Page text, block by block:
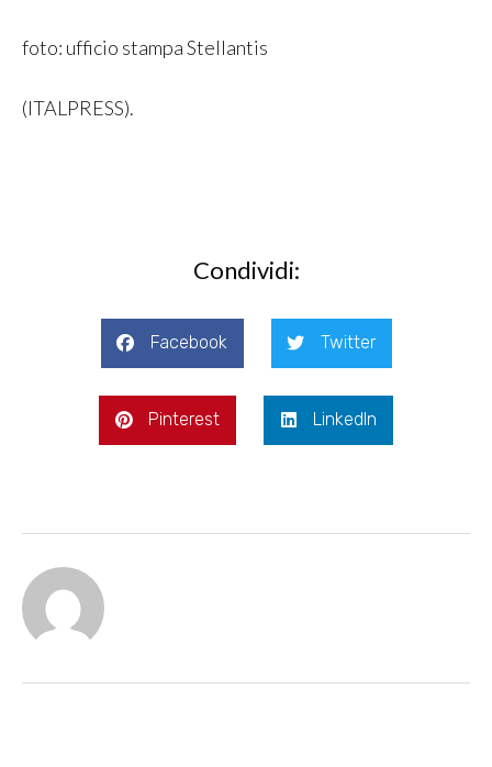
foto: ufficio stampa Stellantis
(ITALPRESS).
Condividi:
Facebook Twitter
Pinterest LinkedIn